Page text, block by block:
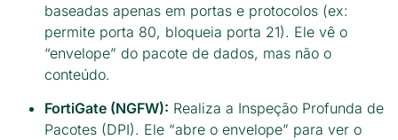
baseadas apenas em portas e protocolos (ex:
permite porta 80, bloqueia porta 21). Ele vê o
“envelope” do pacote de dados, mas não o
conteúdo.
FortiGate (NGFW): Realiza a Inspeção Profunda de
Pacotes (DPI). Ele “abre o envelope” para ver o